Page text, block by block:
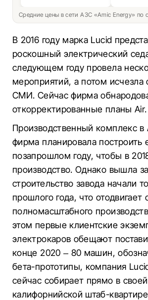
Средние цены в сети АЗС «Amic Energy» по
В 2016 году марка Lucid
роскошный электрический
следующем году провела
мероприятий, а потом исчезла
СМИ. Сейчас фирма
откорректированные планы Air.
Производственный комплекс в
фирма планировала построить
позапрошлом году, чтобы в
производство. Однако вышла
строительство завода начали
прошлого года, что отодвигает
полномасштабного
этом первые клиентские
электрокаров обещают
конце 2020 – 80 машин,
бета-прототипы, компания
сейчас собирает прямо в своей
калифорнийской штаб-